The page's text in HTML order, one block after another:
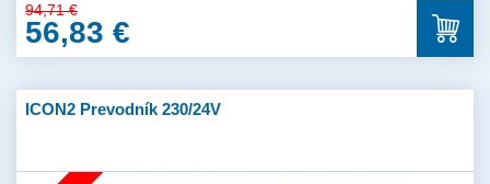
94,71 €
56,83 €
ICON2 Prevodník 230/24V